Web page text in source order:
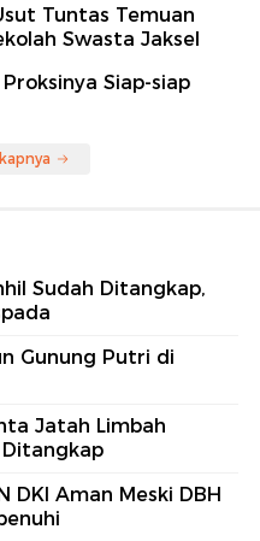
Tuntas Temuan
Swasta Jaksel
Siap-siap
Sudah Ditangkap,
Gunung Putri di
Jatah Limbah
DKI Aman Meski DBH